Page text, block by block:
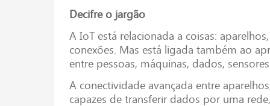
Decifre o jargão
A IoT está relacionada a coisas:
conexões. Mas está ligada também ao
entre pessoas, máquinas, dados,
A conectividade avançada entre
capazes de transferir dados por uma